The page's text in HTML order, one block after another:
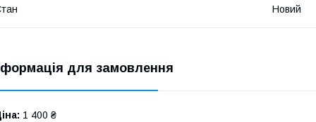
Новий
для замовлення
1 400 ₴